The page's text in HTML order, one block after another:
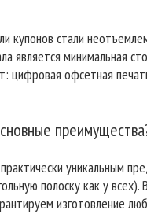
стали
минимальная
офсетная
уникальным
полоску как у
изготовление